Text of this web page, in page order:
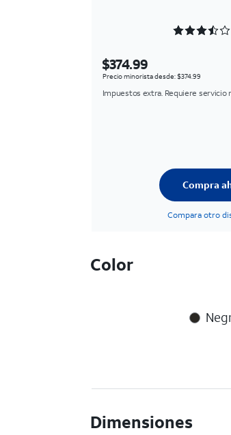
$374.99
Precio minorista desde: $374.99
Impuestos extra. Requiere servicio
Compra
Compara otro
Color
Dimensiones